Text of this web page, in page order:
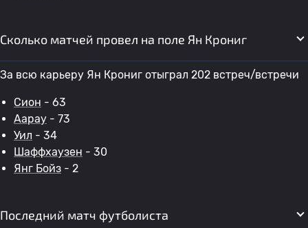
Сколько матчей провел на поле Ян Крониг
За всю карьеру Ян Крониг отыграл 202 встреч/встречи
Сион - 63
Аарау - 73
Уил - 34
Шаффхаузен - 30
Янг Бойз - 2
Последний матч футболиста